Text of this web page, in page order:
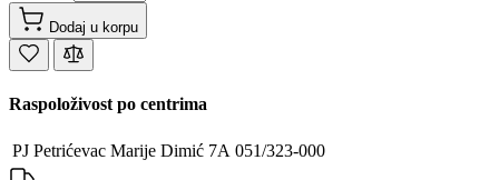
Dodaj u korpu
Raspoloživost po centrima
PJ Petrićevac Marije Dimić 7A 051/323-000